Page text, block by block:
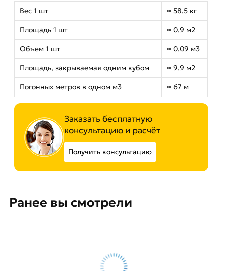
Вес 1 шт ≈ 58.5 кг
Площадь 1 шт ≈ 0.9 м2
Объем 1 шт ≈ 0.09 м3
Площадь, закрываемая одним кубом ≈ 9.9 м2
Погонных метров в одном м3 ≈ 67 м
Заказать бесплатную
консультацию и расчёт
Получить консультацию
Ранее вы смотрели